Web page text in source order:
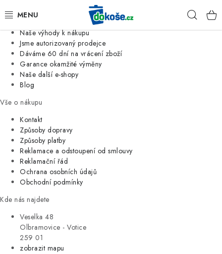
Jsme tradiční česká firma
Naše výhody k nákupu
Jsme autorizovaný prodejce
Dáváme 60 dní na vrácení zboží
Garance okamžité výměny
Naše další e-shopy
Blog
Vše o nákupu
Kontakt
Způsoby dopravy
Způsoby platby
Reklamace a odstoupení od smlouvy
Reklamační řád
Ochrana osobních údajů
Obchodní podmínky
Kde nás najdete
Veselka 48
Olbramovice - Votice
259 01
zobrazit mapu
KOŠE
SÁČKY
KUCHYNĚ
ORGANIZACE
DOMÁCNOST
ÚKLID
VÝPRODEJ
ZNAČKY